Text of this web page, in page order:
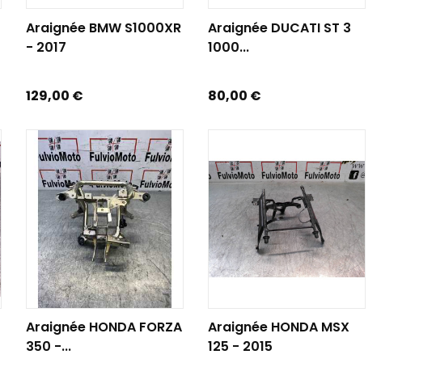
Araignée BMW S1000XR
- 2017
Prix
129,00 €
Araignée DUCATI ST 3
1000...
Prix
80,00 €
AJOUTER AU PANIER
Araignée HONDA FORZA
350 -...
Araignée HONDA MSX
125 - 2015